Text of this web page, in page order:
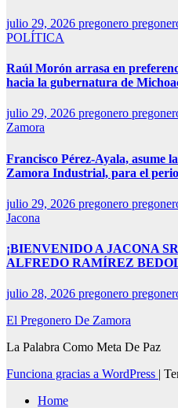
julio 29, 2026 pregonero
POLÍTICA
Raúl Morón arrasa en
hacia la gubernatura de
julio 29, 2026 pregonero
Zamora
Francisco Pérez-Ayala, asume
Zamora Industrial, para el
julio 29, 2026 pregonero
Jacona
¡BIENVENIDO A JACONA
ALFREDO RAMÍREZ
julio 28, 2026 pregonero
El Pregonero De Zamora
La Palabra Como Meta De Paz
Funciona gracias a WordPress |
Home